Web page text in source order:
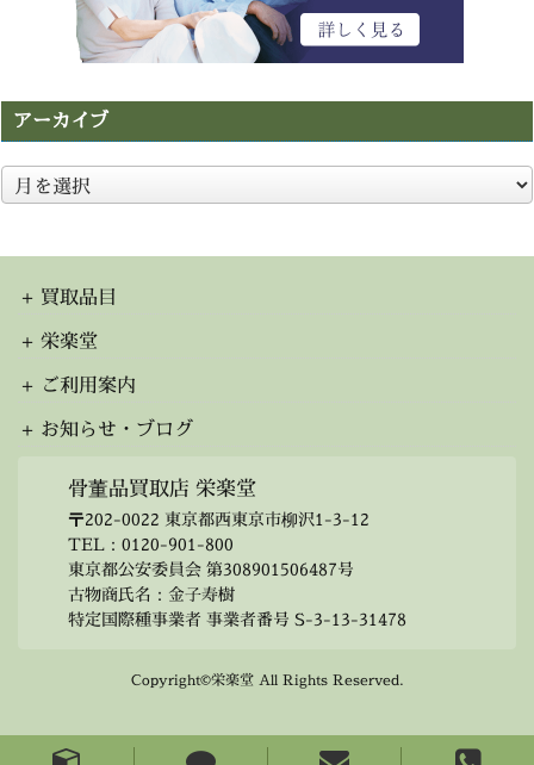
アーカイブ
ア
ー
イ
買取品目
栄楽堂
ご利用案内
お知らせ・ブログ
骨董品買取店 栄楽堂
〒202-0022 東京都西東京市柳沢1-3-12
TEL： 0120-901-800
東京都公安委員会 第308901506487号
古物商氏名：金子寿樹
特定国際種事業者 事業者番号 S-3-13-31478
Copyright©栄楽堂 All Rights Reserved.